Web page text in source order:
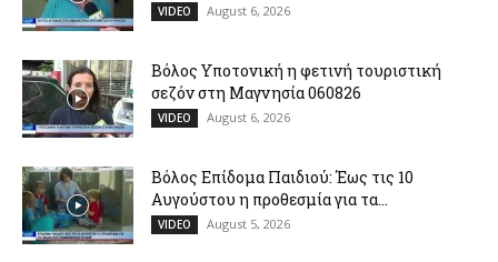
VIDEO August 6, 2026
Βόλος Υποτονική η φετινή τουριστική
σεζόν στη Μαγνησία 060826
VIDEO August 6, 2026
Βόλος Επίδομα Παιδιού: Έως τις 10
Αυγούστου η προθεσμία για τα...
VIDEO August 5, 2026